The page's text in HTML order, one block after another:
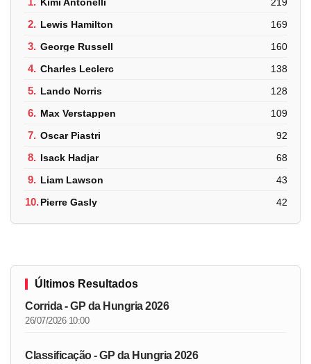
2. Lewis Hamilton 169
3. George Russell 160
4. Charles Leclerc 138
5. Lando Norris 128
6. Max Verstappen 109
7. Oscar Piastri 92
8. Isack Hadjar 68
9. Liam Lawson 43
10.Pierre Gasly 42
Últimos Resultados
Corrida - GP da Hungria 2026
26/07/2026 10:00
Classificação - GP da Hungria 2026